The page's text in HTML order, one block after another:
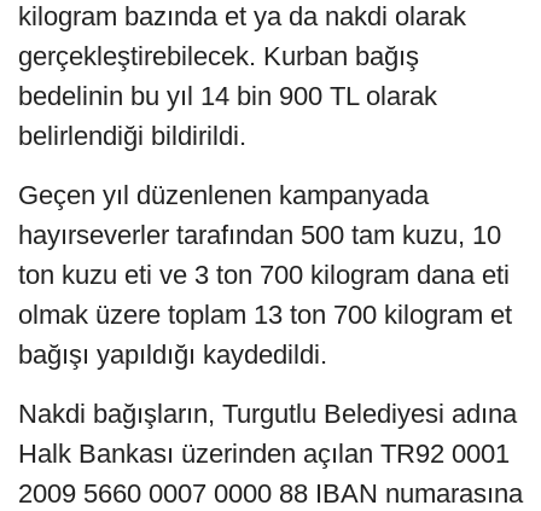
kilogram bazında et ya da nakdi olarak
gerçekleştirebilecek. Kurban bağış
bedelinin bu yıl 14 bin 900 TL olarak
belirlendiği bildirildi.
Geçen yıl düzenlenen kampanyada
hayırseverler tarafından 500 tam kuzu, 10
ton kuzu eti ve 3 ton 700 kilogram dana eti
olmak üzere toplam 13 ton 700 kilogram et
bağışı yapıldığı kaydedildi.
Nakdi bağışların, Turgutlu Belediyesi adına
Halk Bankası üzerinden açılan TR92 0001
2009 5660 0007 0000 88 IBAN numarasına